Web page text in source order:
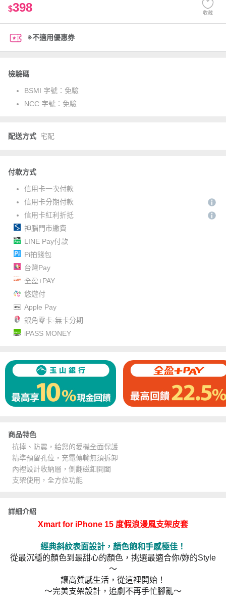
$398 收藏
※不適用優惠券
檢驗碼
BSMI 字號： 免驗
NCC 字號： 免驗
配送方式 宅配
付款方式
信用卡一次付款
信用卡分期付款
信用卡紅利折抵
神腦門市繳費
LINE Pay付款
Pi拍錢包
台灣Pay
全盈+PAY
悠遊付
Apple Pay
銀角零卡-無卡分期
iPASS MONEY
商品特色
抗摔、防震，給您的愛機全面保護
精準預留孔位，充電傳輸無須拆卸
內裡設計收納層，側翻磁釦開闔
支架使用，全方位功能
詳細介紹
Xmart for iPhone 15 度假浪漫風支架皮套
經典斜紋表面設計，顏色飽和手感極佳！
從最沉穩的顏色到最甜心的顏色，挑選最適合你/妳的Style
～
讓高質感生活，從這裡開始！
～完美支架設計，追劇不再手忙腳亂～